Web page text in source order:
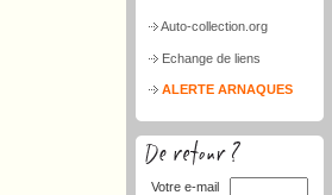
Auto-collection.org
Echange de liens
ALERTE ARNAQUES
Votre e-mail